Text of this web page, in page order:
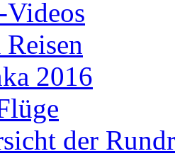
2016
der